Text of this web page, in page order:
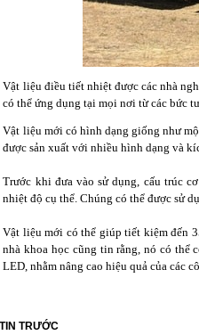
Vật liệu điều tiết nhiệt được các nhà
có thể ứng dụng tại mọi nơi từ các bức
Vật liệu mới có hình dạng giống như
được sản xuất với nhiều hình dạng và
Trước khi đưa vào sử dụng, cấu trúc
nhiệt độ cụ thể. Chúng có thể được sử
Vật liệu mới có thể giúp tiết kiệm đến
nhà khoa học cũng tin rằng, nó có thể
LED, nhằm nâng cao hiệu quả của các
TIN TRƯỚC